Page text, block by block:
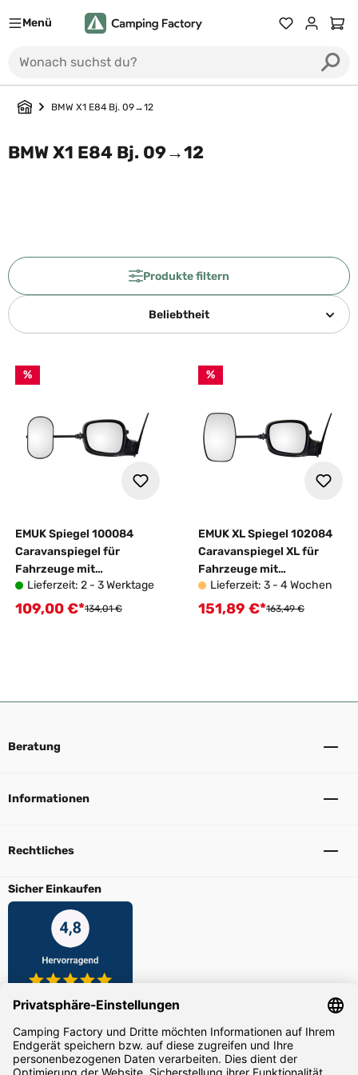
Menü Du hast 0
BMW X1 E84 Bj. 09→12
BMW X1 E84 Bj. 09→12
Produkte filtern
Beliebtheit
%
EMUK Spiegel 100084
Caravanspiegel für
Fahrzeuge mit
Wohnwagen
Lieferzeit: 2 - 3 Werktage
Verkaufspreis:
109,00 €*Regulärer Preis:
134,01 €
%
EMUK XL Spiegel 102084
Caravanspiegel XL für
Fahrzeuge mit
Wohnwagen
Lieferzeit: 3 - 4 Wochen
Verkaufspreis:
151,89 €*Regulärer Preis:
163,49 €
Beratung
Informationen
Rechtliches
Sicher Einkaufen